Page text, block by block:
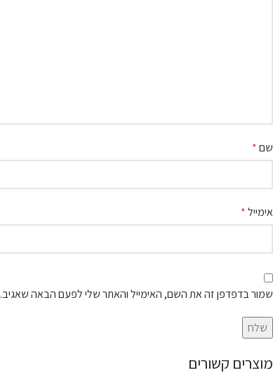
שם*
אימייל*
שמור בדפדפן זה את השם, האימייל והאתר שלי לפעם הבאה שאגיב.
מוצרים קשורים